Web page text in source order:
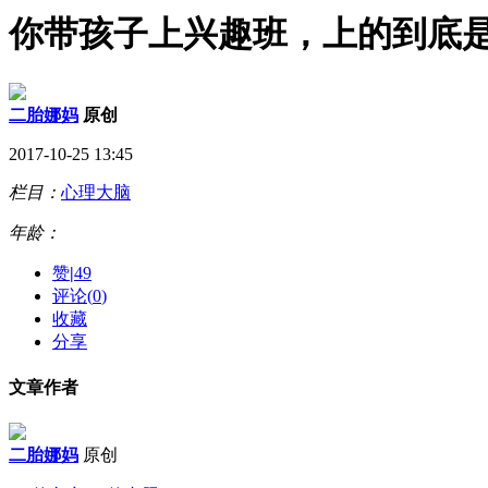
你带孩子上兴趣班，上的到底
二胎娜妈 原创
2017-10-25 13:45
栏目： 心理大脑
年龄：
赞|49
评论(0)
收藏
分享
文章作者
二胎娜妈 原创